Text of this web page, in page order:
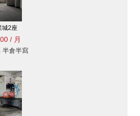
城2座
/ 月
半倉半寫